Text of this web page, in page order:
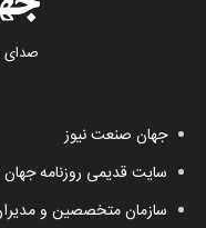
جهان صنعت نیوز
سایت قدیمی روزنامه
سازمان متخصصین و